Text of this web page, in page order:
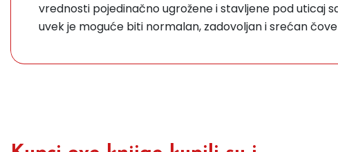
vrednosti pojedinačno ugrožene i stavljene pod uticaj
uvek je moguće biti normalan, zadovoljan i srećan